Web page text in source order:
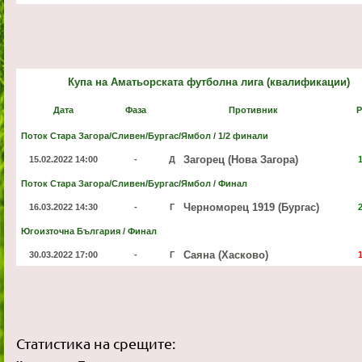
Купа на Аматьорската футболна лига (квалификации)
Дата Фаза Противник
Поток Стара Загора/Сливен/Бургас/Ямбол / 1/2 финали
15.02.2022 14:00 - Д Загорец (Нова Загора)
Поток Стара Загора/Сливен/Бургас/Ямбол / Финал
16.03.2022 14:30 - Г Черноморец 1919 (Бургас)
Югоизточна България / Финал
30.03.2022 17:00 - Г Саяна (Хасково)
Статистика на срещите: